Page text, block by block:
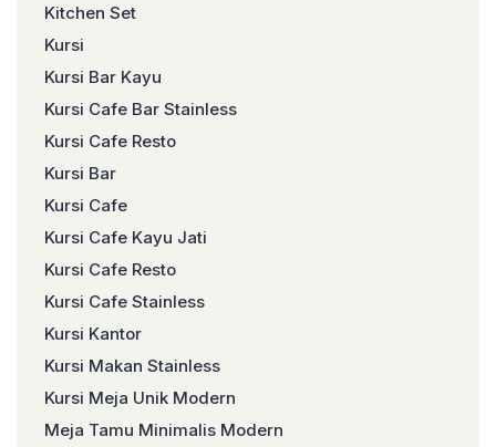
Kitchen Set
Kursi
Kursi Bar Kayu
Kursi Cafe Bar Stainless
Kursi Cafe Resto
Kursi Bar
Kursi Cafe
Kursi Cafe Kayu Jati
Kursi Cafe Resto
Kursi Cafe Stainless
Kursi Kantor
Kursi Makan Stainless
Kursi Meja Unik Modern
Meja Tamu Minimalis Modern